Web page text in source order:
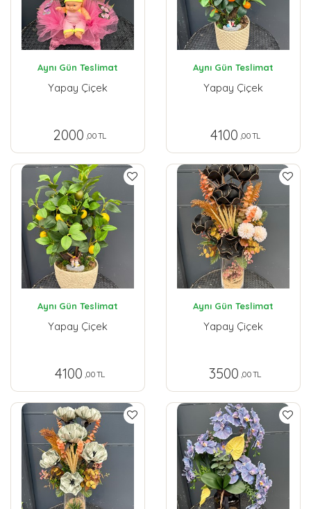
Aynı Gün Teslimat
Yapay Çiçek
2000 ,00 TL
Aynı Gün Teslimat
Yapay Çiçek
4100 ,00 TL
Aynı Gün Teslimat
Yapay Çiçek
4100 ,00 TL
Aynı Gün Teslimat
Yapay Çiçek
3500 ,00 TL